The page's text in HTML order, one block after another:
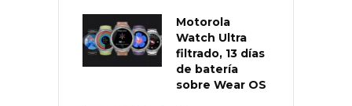
Motorola
Watch Ultra
filtrado, 13 días
de batería
sobre Wear OS